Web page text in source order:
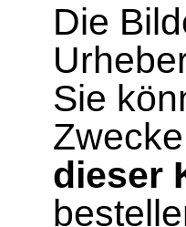
Die
Sie
dieser